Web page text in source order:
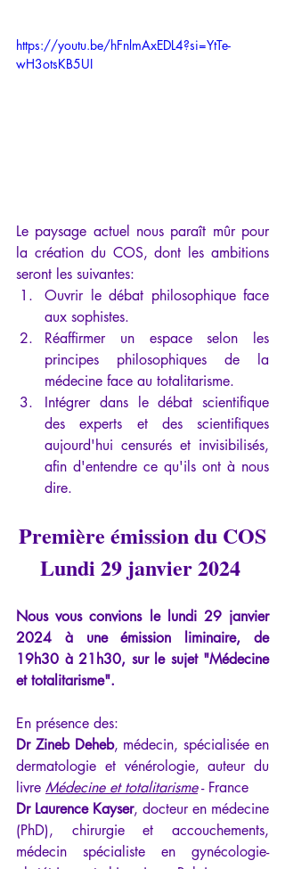
https://youtu.be/hFnlmAxEDL4?si=YtTe-
wH3otsKB5UI
Le paysage actuel nous paraît mûr pour
la création du COS, dont les ambitions
seront les suivantes:
Ouvrir le débat philosophique face
aux sophistes.
Réaffirmer un espace selon les
principes philosophiques de la
médecine face au totalitarisme.
Intégrer dans le débat scientifique
des experts et des scientifiques
aujourd'hui censurés et invisibilisés,
afin d'entendre ce qu'ils ont à nous
dire.
Première émission du COS
Lundi 29 janvier 2024
Nous vous convions le lundi 29 janvier
2024 à une émission liminaire, de
19h30 à 21h30, sur le sujet "Médecine
et totalitarisme".
En présence des:
Dr Zineb Deheb, médecin, spécialisée en
dermatologie et vénérologie, auteur du
livre Médecine et totalitarisme - France
Dr Laurence Kayser, docteur en médecine
(PhD), chirurgie et accouchements,
médecin spécialiste en gynécologie-